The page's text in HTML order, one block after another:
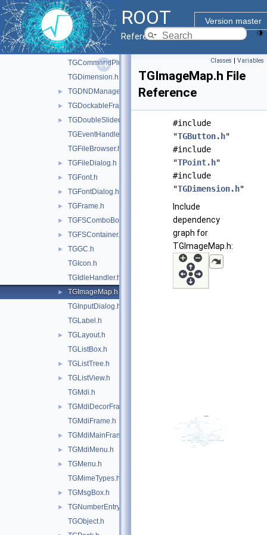
ROOT
Version master
Reference Guide
► TGClient.h
TGColorDialog.h
TGColorSelect.h
► TGComboBox.h
TGCommandPlugin.h
TGDimension.h
► TGDNDManager.h
► TGDockableFrame.h
►
TGDoubleSlider.h
TGEventHandler.h
TGFileBrowser.h
► TGFileDialog.h
► TGFont.h
► TGFontDialog.h
► TGFrame.h
► TGFSComboBox.h
► TGFSContainer.h
►
TGGC.h
TGIcon.h
TGIdleHandler.h
►
TGImageMap.h
TGInputDialog.h
TGLabel.h
►
TGLayout.h
TGListBox.h
► TGListTree.h
►
TGListView.h
TGMdi.h
►
TGMdiDecorFrame.h
TGMdiFrame.h
► TGMdiMainFrame.h
► TGMdiMenu.h
►
TGMenu.h
TGMimeTypes.h
► TGMsgBox.h
►
TGNumberEntry.h
TGObject.h
Classes | Variables
TGImageMap.h File
Reference
#include
"TGButton.h"
#include
"TPoint.h"
#include
"TGDimension.h"
Include
dependency
graph for
TGImageMap.h: